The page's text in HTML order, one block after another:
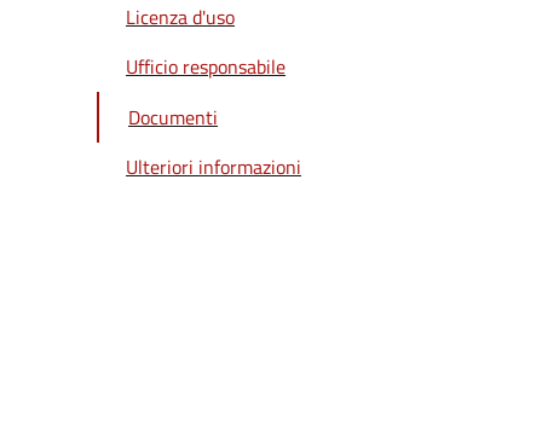
Licenza d'uso
Ufficio responsabile
Documenti
Ulteriori informazioni